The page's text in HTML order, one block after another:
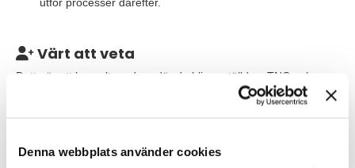
Denna webbplats använder cookies
Värt att veta
Detta är ett konsultuppdrag där du blir anställd av TNG och
uthyrd till det aktuella företaget. Uppdraget förväntas starta
relativt omgående och pågå till slutet av september 2024.